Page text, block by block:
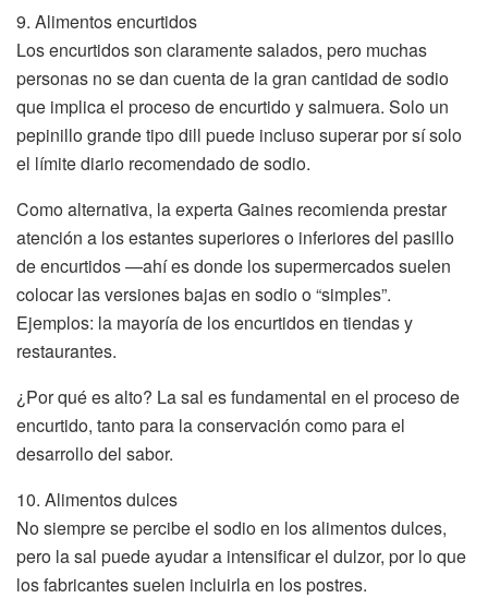
9. Alimentos encurtidos
Los encurtidos son claramente salados, pero muchas
personas no se dan cuenta de la gran cantidad de sodio
que implica el proceso de encurtido y salmuera. Solo un
pepinillo grande tipo dill puede incluso superar por sí solo
el límite diario recomendado de sodio.
Como alternativa, la experta Gaines recomienda prestar
atención a los estantes superiores o inferiores del pasillo
de encurtidos —ahí es donde los supermercados suelen
colocar las versiones bajas en sodio o “simples”.
Ejemplos: la mayoría de los encurtidos en tiendas y
restaurantes.
¿Por qué es alto? La sal es fundamental en el proceso de
encurtido, tanto para la conservación como para el
desarrollo del sabor.
10. Alimentos dulces
No siempre se percibe el sodio en los alimentos dulces,
pero la sal puede ayudar a intensificar el dulzor, por lo que
los fabricantes suelen incluirla en los postres.